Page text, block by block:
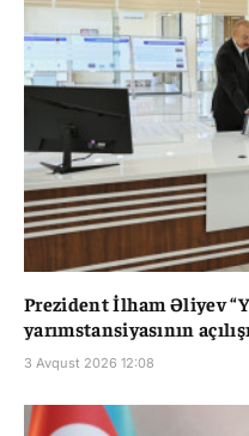
Prezident İlham Əliyev
yarımstansiyasının
3 Avqust 2026 12:08